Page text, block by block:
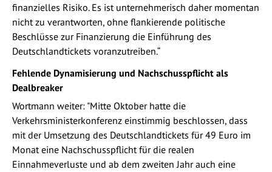
finanzielles Risiko. Es ist unternehmerisch daher momentan
nicht zu verantworten, ohne flankierende politische
Beschlüsse zur Finanzierung die Einführung des
Deutschlandtickets voranzutreiben.“
Fehlende Dynamisierung und Nachschusspflicht als
Dealbreaker
Wortmann weiter: "Mitte Oktober hatte die
Verkehrsministerkonferenz einstimmig beschlossen, dass
mit der Umsetzung des Deutschlandtickets für 49 Euro im
Monat eine Nachschusspflicht für die realen
Einnahmeverluste und ab dem zweiten Jahr auch eine